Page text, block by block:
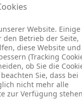
Website. Einige
Betrieb der Seite,
diese Website
(Tracking
ob Sie die
Sie, dass bei
nicht mehr alle
zur Verfügung